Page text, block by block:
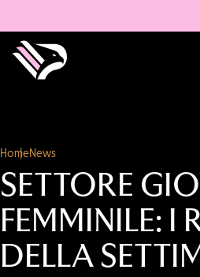
HomeNews
SETTORE
FEMMINILE: I
DELLA